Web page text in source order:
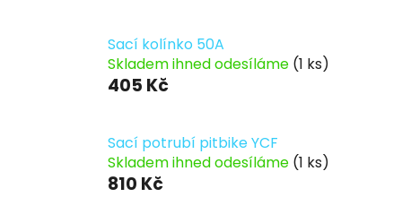
Sací kolínko 50A
Skladem ihned odesíláme (1 ks)
405 Kč
Sací potrubí pitbike YCF
Skladem ihned odesíláme (1 ks)
810 Kč